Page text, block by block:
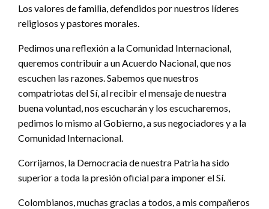
Los valores de familia, defendidos por nuestros líderes
religiosos y pastores morales.
Pedimos una reflexión a la Comunidad Internacional,
queremos contribuir a un Acuerdo Nacional, que nos
escuchen las razones. Sabemos que nuestros
compatriotas del Sí, al recibir el mensaje de nuestra
buena voluntad, nos escucharán y los escucharemos,
pedimos lo mismo al Gobierno, a sus negociadores y a la
Comunidad Internacional.
Corrijamos, la Democracia de nuestra Patria ha sido
superior a toda la presión oficial para imponer el Sí.
Colombianos, muchas gracias a todos, a mis compañeros